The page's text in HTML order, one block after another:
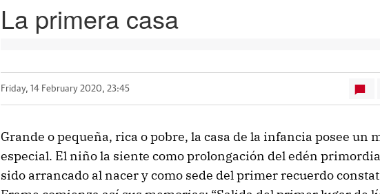
La primera casa
Friday, 14 February 2020, 23:45
Grande o pequeña, rica o pobre, la casa de la infancia posee un
especial. El niño la siente como prolongación del edén
sido arrancado al nacer y como sede del primer recuerdo